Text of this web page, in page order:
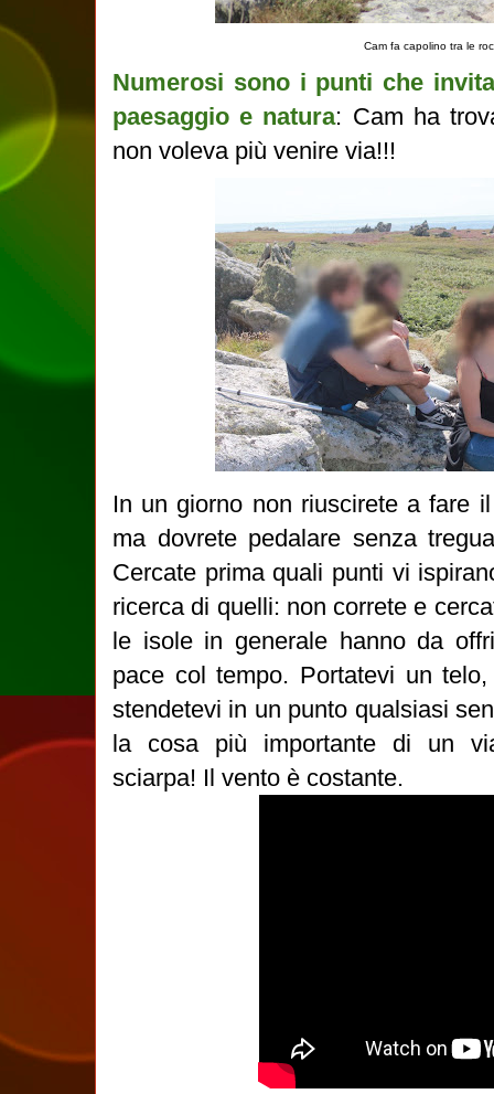
Cam fa capolino tra le
Numerosi sono i punti che
paesaggio e natura: Cam ha
non voleva più venire via!!!
In un giorno non riuscirete a fare
ma dovrete pedalare senza
Cercate prima quali punti vi
ricerca di quelli: non correte e
le isole in generale hanno da
pace col tempo. Portatevi un
stendetevi in un punto qualsiasi
la cosa più importante di un
sciarpa! Il vento è costante.